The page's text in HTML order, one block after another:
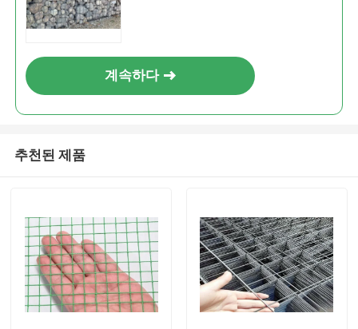
계속하다
추천된 제품